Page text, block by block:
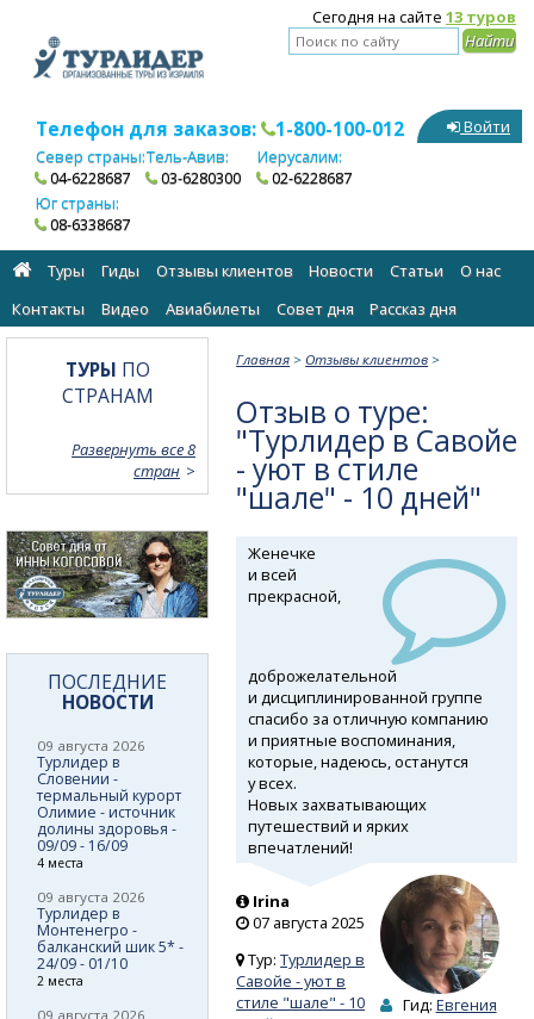
Сегодня на сайте 13 туров
Телефон для заказов: 1-800-100-012
Север страны:
04-6228687
Тель-Авив:
03-6280300
Иерусалим:
02-6228687
Юг страны:
08-6338687
Войти
Туры Гиды Отзывы клиентов Новости Статьи
О нас
Контакты
Видео Авиабилеты Cовет дня Рассказ дня
Главная > Отзывы клиентов >
Отзыв о туре:
"Турлидер в Савойе
- уют в стиле
"шале" - 10 дней"
Женечке
и всей
прекрасной,
доброжелательной
и дисциплинированной группе
спасибо за отличную компанию
и приятные воспоминания,
которые, надеюсь, останутся
у всех.
Новых захватывающих
путешествий и ярких
впечатлений!
Irina
07 августа 2025
Тур:Турлидер в
Савойе - уют в
стиле "шале" - 10
Гид: Евгения
ТУРЫ ПО
СТРАНАМ
Развернуть все 8
стран
ПОСЛЕДНИЕ
НОВОСТИ
09 августа 2026
Турлидер в
Словении -
термальный курорт
Олимие - источник
долины здоровья -
09/09 - 16/09
4 места
09 августа 2026
Турлидер в
Монтенегро -
балканский шик 5* -
24/09 - 01/10
2 места
09 августа 2026